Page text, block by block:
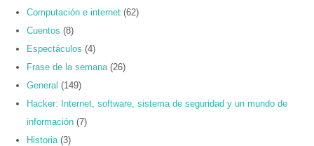
Computación e internet (62)
Cuentos (8)
Espectáculos (4)
Frase de la semana (26)
General (149)
Hacker: Internet, software, sistema de seguridad y un mundo de
información (7)
Historia (3)